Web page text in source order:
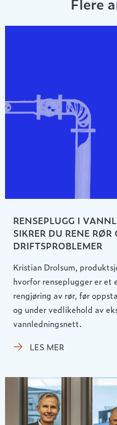
RENSEPLUGG I
SIKRER DU RENE RØR
DRIFTSPROBLEMER
Kristian Drolsum,
hvorfor renseplugger er
rengjøring av rør, før
og under vedlikehold av
vannledningsnett.
LES MER